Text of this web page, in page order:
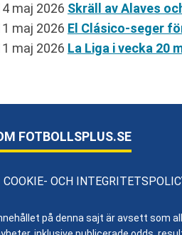
maj 2026 Skräll av Alaves
maj 2026 El Clásico-seger
maj 2026 La Liga i vecka 20
FOTBOLLSPLUS.SE
COOKIE- OCH
på denna sajt är avsett som